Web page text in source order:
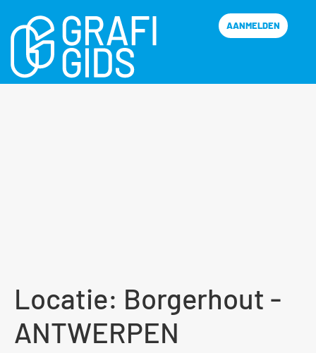
AANMELDEN
Locatie: Borgerhout -
ANTWERPEN